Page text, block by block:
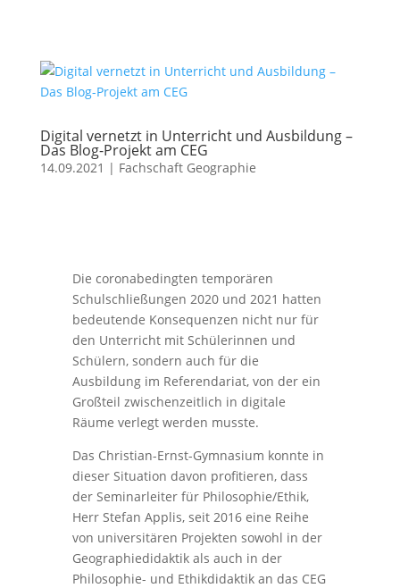
Digital vernetzt in Unterricht und Ausbildung –
Das Blog-Projekt am CEG
14.09.2021 | Fachschaft Geographie
Die coronabedingten temporären
Schulschließungen 2020 und 2021 hatten
bedeutende Konsequenzen nicht nur für
den Unterricht mit Schülerinnen und
Schülern, sondern auch für die
Ausbildung im Referendariat, von der ein
Großteil zwischenzeitlich in digitale
Räume verlegt werden musste.
Das Christian-Ernst-Gymnasium konnte in
dieser Situation davon profitieren, dass
der Seminarleiter für Philosophie/Ethik,
Herr Stefan Applis, seit 2016 eine Reihe
von universitären Projekten sowohl in der
Geographiedidaktik als auch in der
Philosophie- und Ethikdidaktik an das CEG